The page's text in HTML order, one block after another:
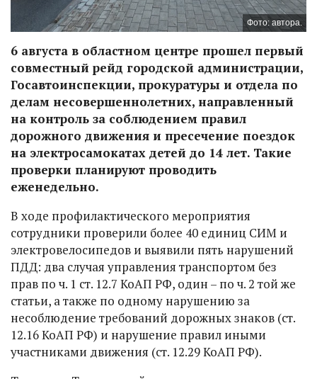
Фото: автора.
6 августа в областном центре прошел первый
совместный рейд городской администрации,
Госавтоинспекции, прокуратуры и отдела по
делам несовершеннолетних, направленный
на контроль за соблюдением правил
дорожного движения и пресечение поездок
на электросамокатах детей до 14 лет. Такие
проверки планируют проводить
еженедельно.
В ходе профилактического мероприятия
сотрудники проверили более 40 единиц СИМ и
электровелосипедов и выявили пять нарушений
ПДД: два случая управления транспортом без
прав по ч. 1 ст. 12.7 КоАП РФ, один – по ч. 2 той же
статьи, а также по одному нарушению за
несоблюдение требований дорожных знаков (ст.
12.16 КоАП РФ) и нарушение правил иными
участниками движения (ст. 12.29 КоАП РФ).